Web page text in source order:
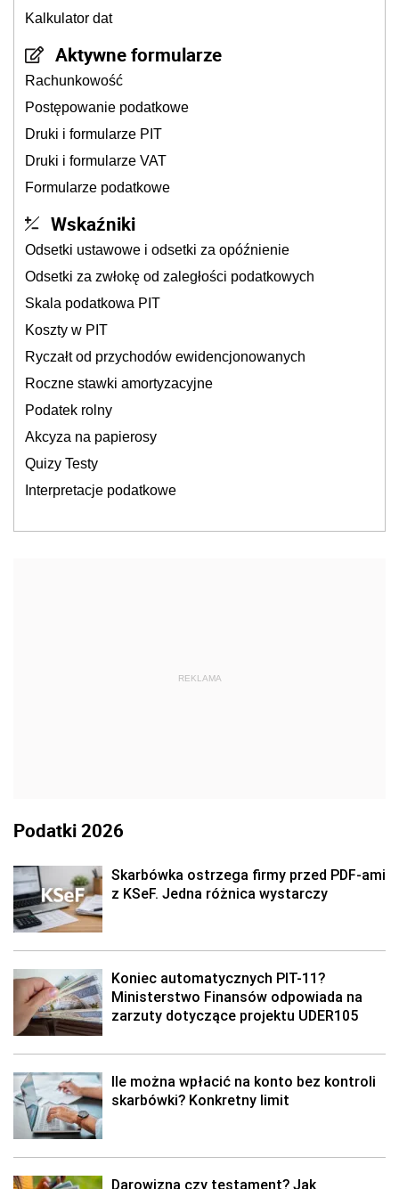
Kalkulator dat
Aktywne formularze
Rachunkowość
Postępowanie podatkowe
Druki i formularze PIT
Druki i formularze VAT
Formularze podatkowe
Wskaźniki
Odsetki ustawowe i odsetki za opóźnienie
Odsetki za zwłokę od zaległości podatkowych
Skala podatkowa PIT
Koszty w PIT
Ryczałt od przychodów ewidencjonowanych
Roczne stawki amortyzacyjne
Podatek rolny
Akcyza na papierosy
Quizy Testy
Interpretacje podatkowe
REKLAMA
Podatki 2026
Skarbówka ostrzega firmy przed PDF-ami
z KSeF. Jedna różnica wystarczy
Koniec automatycznych PIT-11?
Ministerstwo Finansów odpowiada na
zarzuty dotyczące projektu UDER105
Ile można wpłacić na konto bez kontroli
skarbówki? Konkretny limit
Darowizna czy testament? Jak